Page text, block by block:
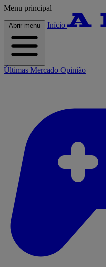
Menu principal
Abrir menu Início
Últimas Mercado Opinião